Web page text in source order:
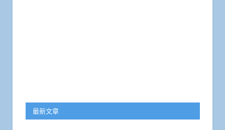
最新文章